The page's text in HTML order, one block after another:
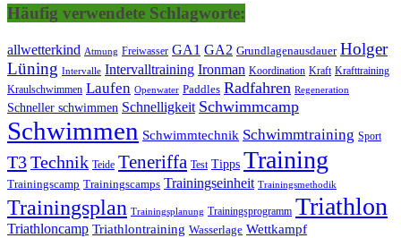
Häufig verwendete Schlagworte:
allwetterkind Atmung Freiwasser GA1 GA2 Grundlagenausdauer Holger
Lüning Intervalle Intervalltraining Ironman Koordination Kraft Krafttraining
Kraulschwimmen Laufen Openwater Paddles Radfahren Regeneration
Schneller schwimmen Schnelligkeit Schwimmcamp
Schwimmen Schwimmtechnik Schwimmtraining Sport
T3Technik Teide Teneriffa Test Tipps Training
Trainingscamp Trainingscamps Trainingseinheit Trainingsmethodik
Trainingsplan Trainingsplanung Trainingsprogramm Triathlon
Triathloncamp Triathlontraining Wasserlage Wettkampf